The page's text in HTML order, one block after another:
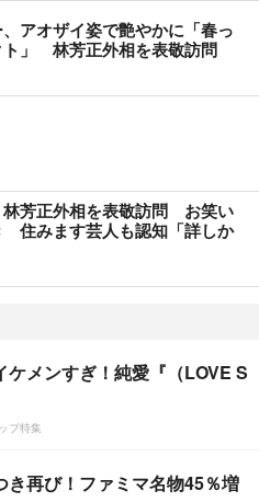
アオザイ姿で艶やかに「春っ
ト」 林芳正外相を表敬訪問
林芳正外相を表敬訪問 お笑い
住みます芸人も認知「詳しか
ケメンすぎ！純愛『（LOVE S
プ特集
き再び！ファミマ名物45％増